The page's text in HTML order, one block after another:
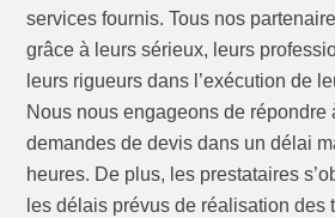
services fournis. Tous nos
grâce à leurs sérieux, leurs
leurs rigueurs dans l’exécution de
Nous nous engageons de répondre
demandes de devis dans un délai
heures. De plus, les prestataires
les délais prévus de réalisation des